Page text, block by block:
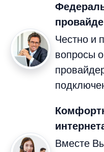
Честно и
вопросы
Вместе